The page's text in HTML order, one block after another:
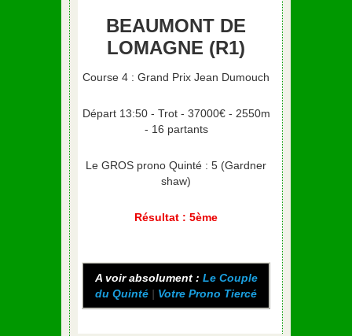
BEAUMONT DE
LOMAGNE (R1)
Course 4 : Grand Prix Jean Dumouch
Départ 13:50 - Trot - 37000€ - 2550m
- 16 partants
Le GROS prono Quinté : 5 (Gardner
shaw)
Résultat : 5ème
A voir absolument : Le Couple
du Quinté | Votre Prono Tiercé